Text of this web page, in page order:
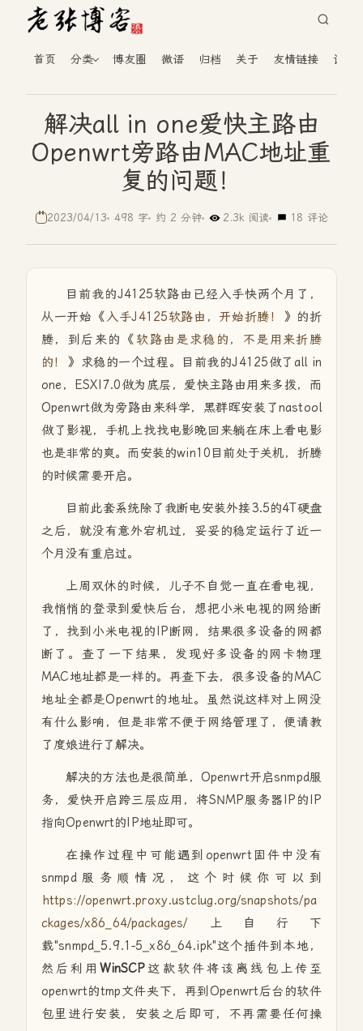
首页 分类 博友圈 微语 归档 关于 友情链接 读者
解决all in one爱快主路由
Openwrt旁路由MAC地址重
复的问题！
2023/04/13 498 字 约 2 分钟 2.3k 阅读 18 评论
目前我的J4125软路由已经入手快两个月了，
从一开始《入手J4125软路由，开始折腾！
》的折
腾，到后来的《 软路由是求稳的，不是用来折腾
的！
》求稳的一个过程。目前我的J4125做了all in
one，ESXI7.0做为底层，爱快主路由用来多拨，而
Openwrt做为旁路由来科学，黑群晖安装了nastool
做了影视，手机上找找电影晚回来躺在床上看电影
也是非常的爽。而安装的win10目前处于关机，折腾
的时候需要开启。
目前此套系统除了我断电安装外接3.5的4T硬盘
之后，就没有意外宕机过，妥妥的稳定运行了近一
个月没有重启过。
上周双休的时候，儿子不自觉一直在看电视，
我悄悄的登录到爱快后台，想把小米电视的网给断
了，找到小米电视的IP断网，结果很多设备的网都
断了。查了一下结果，发现好多设备的网卡物理
MAC地址都是一样的。再查下去，很多设备的MAC
地址全都是Openwrt的地址。虽然说这样对上网没
有什么影响，但是非常不便于网络管理了，便请教
了度娘进行了解决。
解决的方法也是很简单，Openwrt开启snmpd服
务，爱快开启跨三层应用，将SNMP服务器IP的IP
指向Openwrt的IP地址即可。
在操作过程中可能遇到openwrt固件中没有
snmpd服务顺情况，这个时候你可以到
https://openwrt.proxy.ustclug.org/snapshots/pa
ckages/x86_64/packages/
上自行下
载"snmpd_5.9.1-5_x86_64.ipk"这个插件到本地，
然后利用WinSCP这款软件将该离线包上传至
openwrt的tmp文件夹下，再到Openwrt后台的软件
包里进行安装，安装之后即可，不再需要任何操